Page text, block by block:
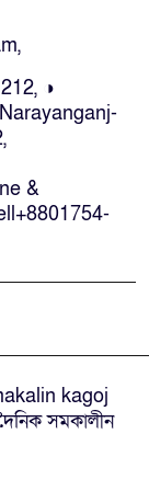
অভিযানে
৪
আগুন, ৬
পাশে দাঁড়ালেন
ঝুলন্ত
সংকটে মুখ
◑
&
+8801754-
kagoj
সমকালীন